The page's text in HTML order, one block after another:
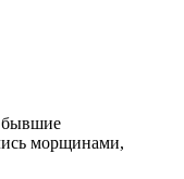
бывшие
морщинами,